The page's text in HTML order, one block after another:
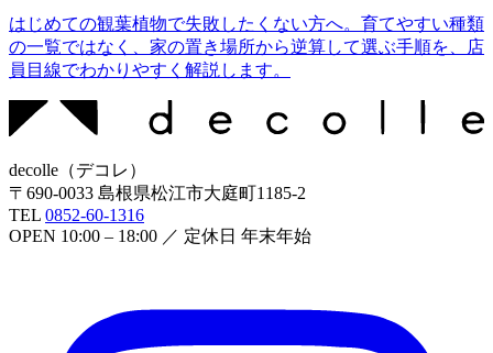
はじめての観葉植物で失敗したくない方へ。育てやすい種類
の一覧ではなく、家の置き場所から逆算して選ぶ手順を、店
員目線でわかりやすく解説します。
decolle （デコレ ）
〒 690-0033 島根県松江市大庭町1185-2
TEL 0852-60-1316
OPEN 10:00 – 18:00 ／ 定休日 年末年始